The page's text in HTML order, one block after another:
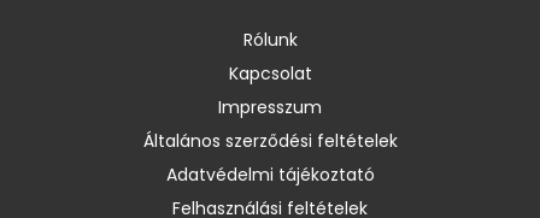
Rólunk
Kapcsolat
Impresszum
Általános szerződési feltételek
Adatvédelmi tájékoztató
Felhasználási feltételek